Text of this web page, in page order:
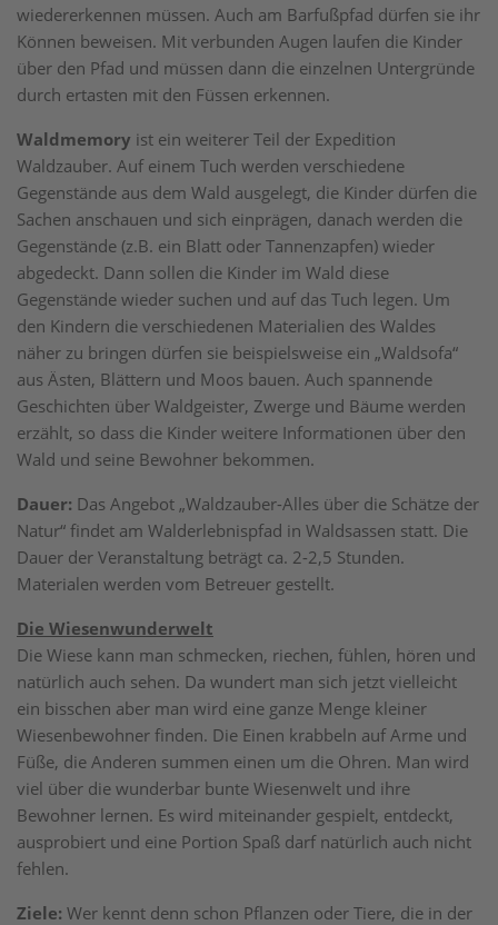
wiedererkennen müssen. Auch am Barfußpfad dürfen sie ihr
Können beweisen. Mit verbunden Augen laufen die Kinder
über den Pfad und müssen dann die einzelnen Untergründe
durch ertasten mit den Füssen erkennen.
Waldmemory ist ein weiterer Teil der Expedition
Waldzauber. Auf einem Tuch werden verschiedene
Gegenstände aus dem Wald ausgelegt, die Kinder dürfen die
Sachen anschauen und sich einprägen, danach werden die
Gegenstände (z.B. ein Blatt oder Tannenzapfen) wieder
abgedeckt. Dann sollen die Kinder im Wald diese
Gegenstände wieder suchen und auf das Tuch legen. Um
den Kindern die verschiedenen Materialien des Waldes
näher zu bringen dürfen sie beispielsweise ein „Waldsofa“
aus Ästen, Blättern und Moos bauen. Auch spannende
Geschichten über Waldgeister, Zwerge und Bäume werden
erzählt, so dass die Kinder weitere Informationen über den
Wald und seine Bewohner bekommen.
Dauer: Das Angebot „Waldzauber-Alles über die Schätze der
Natur“ findet am Walderlebnispfad in Waldsassen statt. Die
Dauer der Veranstaltung beträgt ca. 2-2,5 Stunden.
Materialen werden vom Betreuer gestellt.
Die Wiesenwunderwelt
Die Wiese kann man schmecken, riechen, fühlen, hören und
natürlich auch sehen. Da wundert man sich jetzt vielleicht
ein bisschen aber man wird eine ganze Menge kleiner
Wiesenbewohner finden. Die Einen krabbeln auf Arme und
Füße, die Anderen summen einen um die Ohren. Man wird
viel über die wunderbar bunte Wiesenwelt und ihre
Bewohner lernen. Es wird miteinander gespielt, entdeckt,
ausprobiert und eine Portion Spaß darf natürlich auch nicht
fehlen.
Ziele: Wer kennt denn schon Pflanzen oder Tiere, die in der